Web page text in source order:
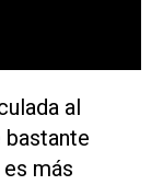
al
bastante
más